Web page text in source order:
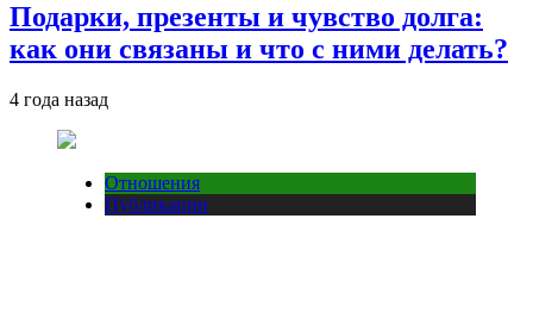
Подарки, презенты и чувство долга:
как они связаны и что с ними делать?
4 года назад
Отношения
Публикации